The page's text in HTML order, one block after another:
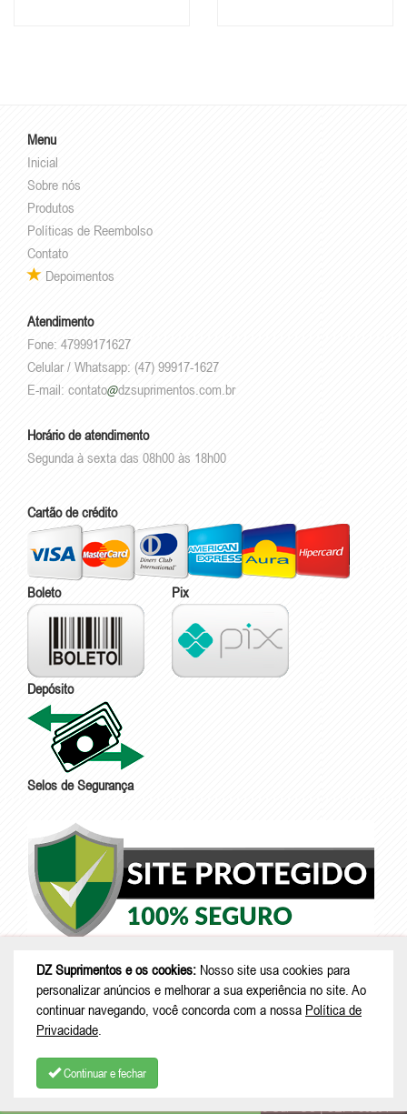
Menu
Inicial
Sobre nós
Produtos
Políticas de Reembolso
Contato
Depoimentos
Atendimento
Fone: 47999171627
Celular / Whatsapp: (47) 99917-1627
E-mail: contato dzsuprimentos.com.br
Horário de atendimento
Segunda à sexta das 08h00 às 18h00
Cartão de crédito
Boleto Pix
Depósito
Selos de Segurança
© Copyright 2026 - DZ Suprimentos - CNPJ: 46.280.667/0001-96 |
DZ Suprimentos e os cookies: Nosso site usa cookies para
personalizar anúncios e melhorar a sua experiência no site. Ao
continuar navegando, você concorda com a nossa Política de
Privacidade
Continuar e fechar